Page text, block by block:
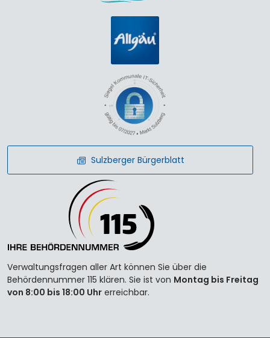
Sulzberger Bürgerblatt
Verwaltungsfragen aller Art können Sie über die
Behördennummer 115 klären. Sie ist von Montag bis Freitag
von 8:00 bis 18:00 Uhr erreichbar.